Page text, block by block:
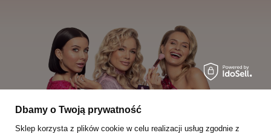
Dbamy o Twoją prywatność
Sklep korzysta z plików cookie w celu realizacji usług zgodnie z